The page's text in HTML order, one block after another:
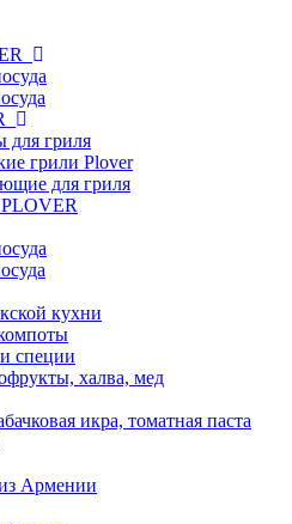
для гриля
грили Plover
для гриля
кухни
специи
халва, мед
икра, томатная паста
Армении